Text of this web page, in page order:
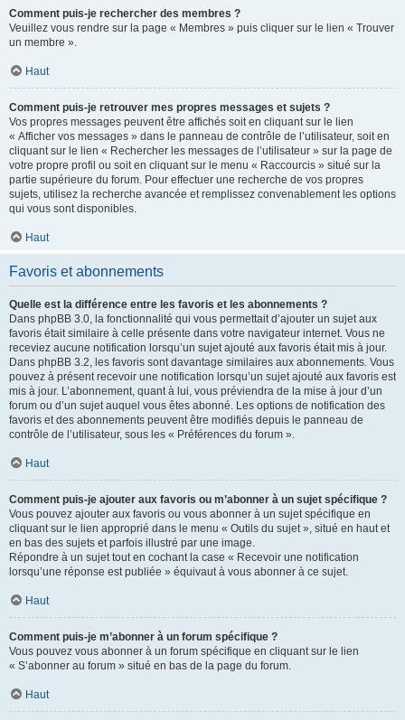
Comment puis-je rechercher des membres ?
Veuillez vous rendre sur la page « Membres » puis cliquer sur le lien « Trouver
un membre ».
Haut
Comment puis-je retrouver mes propres messages et sujets ?
Vos propres messages peuvent être affichés soit en cliquant sur le lien
« Afficher vos messages » dans le panneau de contrôle de l’utilisateur, soit en
cliquant sur le lien « Rechercher les messages de l’utilisateur » sur la page de
votre propre profil ou soit en cliquant sur le menu « Raccourcis » situé sur la
partie supérieure du forum. Pour effectuer une recherche de vos propres
sujets, utilisez la recherche avancée et remplissez convenablement les options
qui vous sont disponibles.
Haut
Favoris et abonnements
Quelle est la différence entre les favoris et les abonnements ?
Dans phpBB 3.0, la fonctionnalité qui vous permettait d’ajouter un sujet aux
favoris était similaire à celle présente dans votre navigateur internet. Vous ne
receviez aucune notification lorsqu’un sujet ajouté aux favoris était mis à jour.
Dans phpBB 3.2, les favoris sont davantage similaires aux abonnements. Vous
pouvez à présent recevoir une notification lorsqu’un sujet ajouté aux favoris est
mis à jour. L’abonnement, quant à lui, vous préviendra de la mise à jour d’un
forum ou d’un sujet auquel vous êtes abonné. Les options de notification des
favoris et des abonnements peuvent être modifiés depuis le panneau de
contrôle de l’utilisateur, sous les « Préférences du forum ».
Haut
Comment puis-je ajouter aux favoris ou m’abonner à un sujet spécifique ?
Vous pouvez ajouter aux favoris ou vous abonner à un sujet spécifique en
cliquant sur le lien approprié dans le menu « Outils du sujet », situé en haut et
en bas des sujets et parfois illustré par une image.
Répondre à un sujet tout en cochant la case « Recevoir une notification
lorsqu’une réponse est publiée » équivaut à vous abonner à ce sujet.
Haut
Comment puis-je m’abonner à un forum spécifique ?
Vous pouvez vous abonner à un forum spécifique en cliquant sur le lien
« S’abonner au forum » situé en bas de la page du forum.
Haut